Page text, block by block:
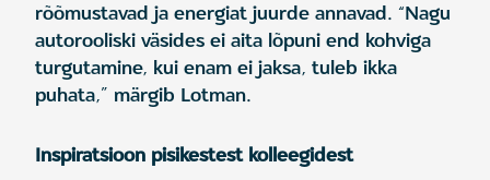
rõõmustavad ja energiat juurde annavad. “Nagu
autorooliski väsides ei aita lõpuni end kohviga
turgutamine, kui enam ei jaksa, tuleb ikka
puhata,” märgib Lotman.
Inspiratsioon pisikestest kolleegidest